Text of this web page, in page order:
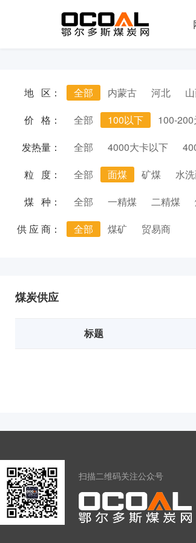
地 区： 全部 内蒙古 河北
价 格：
全部 100以下 100-200
发热量：
全部 4000大卡以下
粒 度：
全部 面煤 矿煤 水
煤 种：
全部 一精煤 二精煤
供 应 商：
全部 煤矿 贸易商
煤炭供应
标题
扫描二维码关注公众号